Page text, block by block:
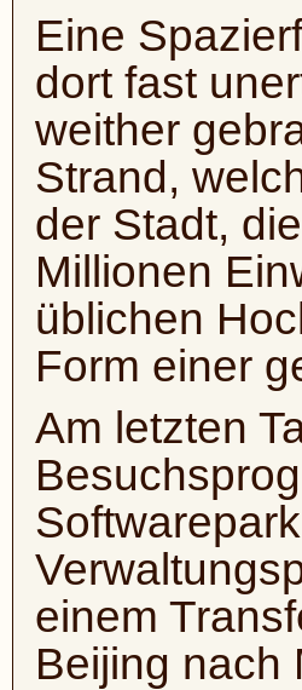
Eine
dort fast
weither
Strand,
der Stadt,
Millionen
üblichen
Form einer
Am letzten
einem
Beijing nach